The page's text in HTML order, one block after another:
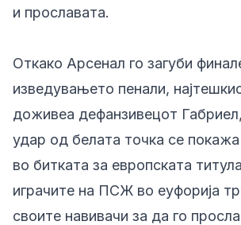
и прославата.
Откако Арсенал го загуби
изведувањето пенали,
доживеа дефанзивецот
удар од белата точка се покажа
во битката за европската
играчите на ПСЖ во еуфорија
своите навивачи за да го